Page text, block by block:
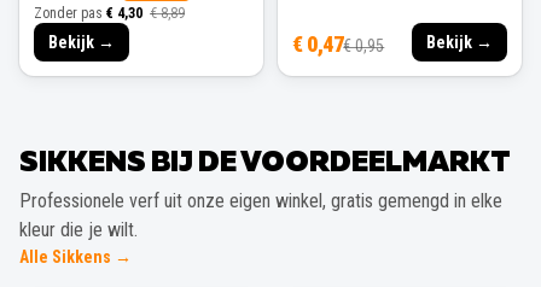
Zonder pas € 4,30 € 8,89
Bekijk → € 0,47€ 0,95 Bekijk →
SIKKENS BIJ DE VOORDEELMARKT
Professionele verf uit onze eigen winkel, gratis gemengd in elke
kleur die je wilt.
Alle Sikkens →